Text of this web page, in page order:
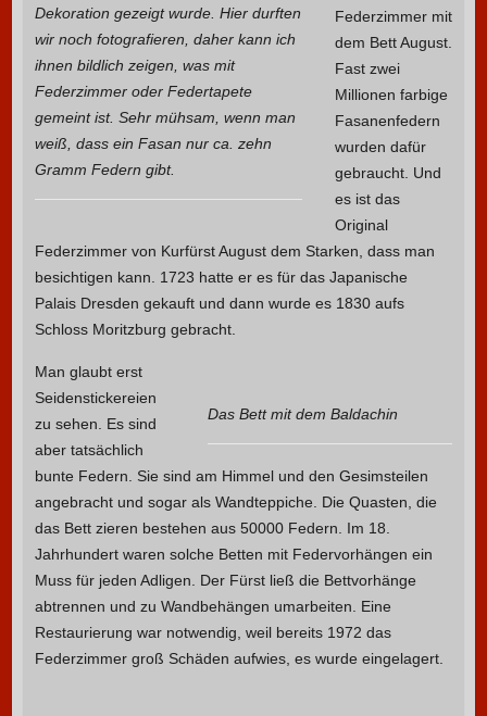
Dekoration gezeigt wurde. Hier durften
wir noch fotografieren, daher kann ich
ihnen bildlich zeigen, was mit
Federzimmer oder Federtapete
gemeint ist. Sehr mühsam, wenn man
weiß, dass ein Fasan nur ca. zehn
Gramm Federn gibt.
Federzimmer mit
dem Bett August.
Fast zwei
Millionen farbige
Fasanenfedern
wurden dafür
gebraucht. Und
es ist das
Original
Federzimmer von Kurfürst August dem Starken, dass man
besichtigen kann. 1723 hatte er es für das Japanische
Palais Dresden gekauft und dann wurde es 1830 aufs
Schloss Moritzburg gebracht.
Das Bett mit dem Baldachin
Man glaubt erst
Seidenstickereien
zu sehen. Es sind
aber tatsächlich
bunte Federn. Sie sind am Himmel und den Gesimsteilen
angebracht und sogar als Wandteppiche. Die Quasten, die
das Bett zieren bestehen aus 50000 Federn. Im 18.
Jahrhundert waren solche Betten mit Federvorhängen ein
Muss für jeden Adligen. Der Fürst ließ die Bettvorhänge
abtrennen und zu Wandbehängen umarbeiten. Eine
Restaurierung war notwendig, weil bereits 1972 das
Federzimmer groß Schäden aufwies, es wurde eingelagert.